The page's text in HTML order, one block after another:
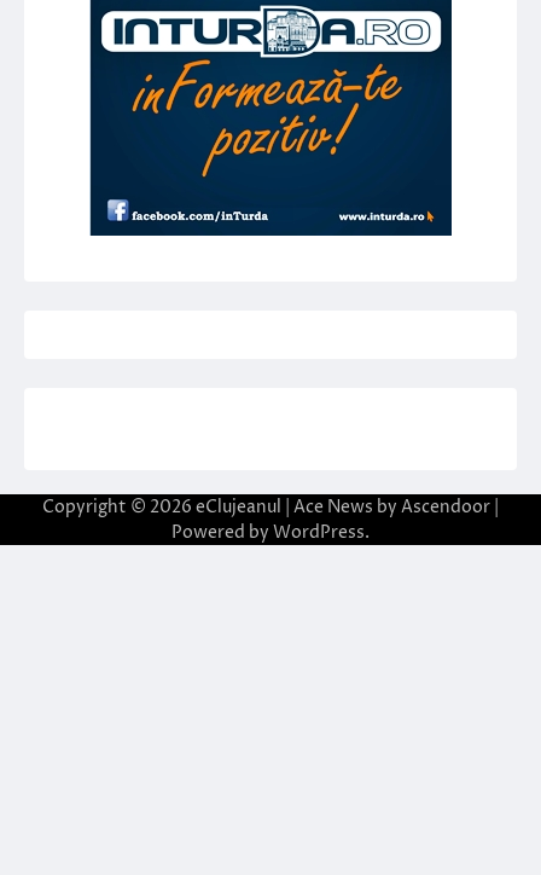
Copyright © 2026 eClujeanul | Ace News by Ascendoor
Powered by WordPress.